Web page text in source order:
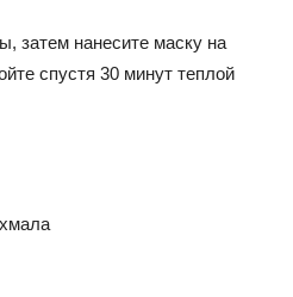
затем нанесите маску на
спустя 30 минут теплой